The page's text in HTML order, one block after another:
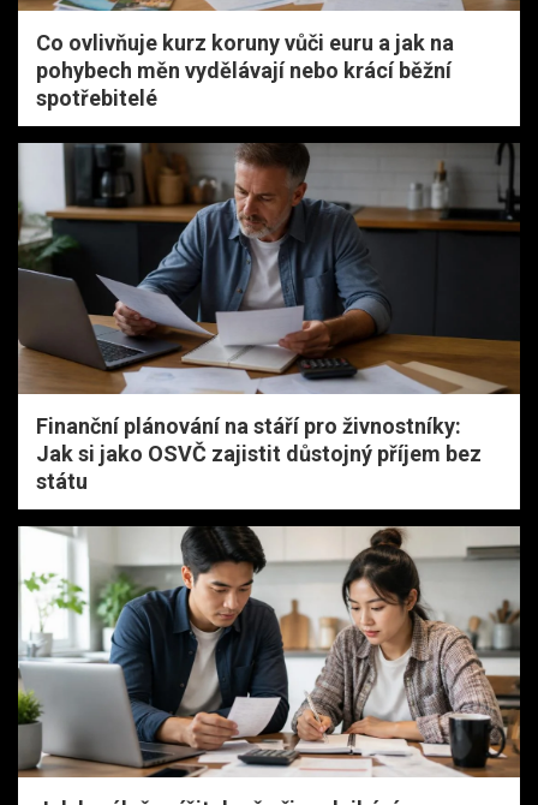
Co ovlivňuje kurz koruny vůči euru a jak na
pohybech měn vydělávají nebo krácí běžní
spotřebitelé
Finanční plánování na stáří pro živnostníky:
Jak si jako OSVČ zajistit důstojný příjem bez
státu